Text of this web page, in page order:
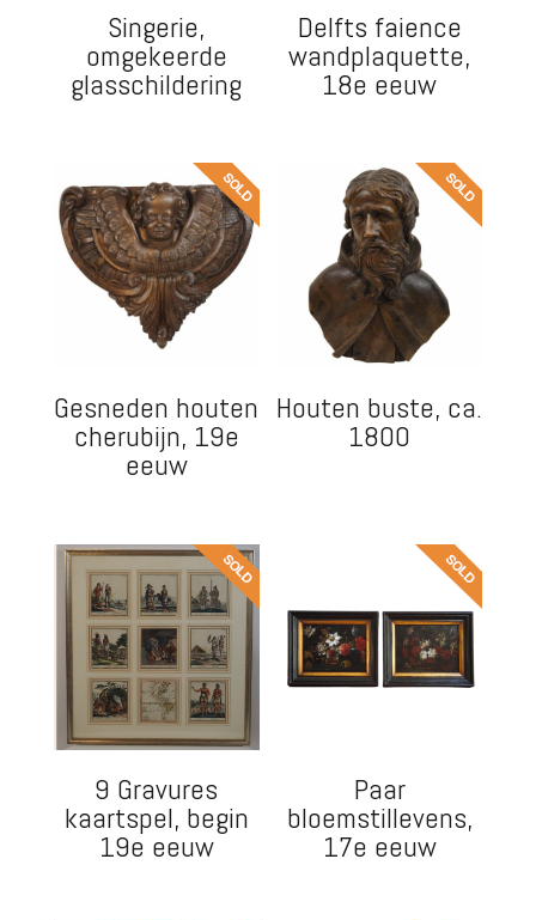
Singerie,
omgekeerde
glasschildering
Delfts faience
wandplaquette,
18e eeuw
Gesneden houten
cherubijn, 19e
eeuw
Houten buste, ca.
1800
9 Gravures
kaartspel, begin
19e eeuw
Paar
bloemstillevens,
17e eeuw